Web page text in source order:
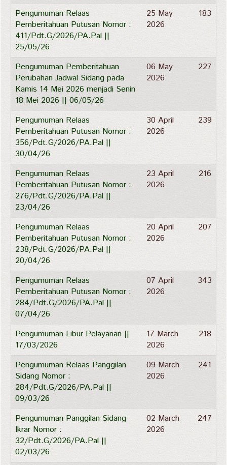
Pengumuman Relaas
Pemberitahuan Putusan Nomor :
411/Pdt.G/2026/PA.Pal ||
25/05/26
25 May
2026
183
Pengumuman Pemberitahuan
Perubahan Jadwal Sidang pada
Kamis 14 Mei 2026 menjadi Senin
18 Mei 2026 || 06/05/26
06 May
2026
227
Pengumuman Relaas
Pemberitahuan Putusan Nomor :
356/Pdt.G/2026/PA.Pal ||
30/04/26
30 April
2026
239
Pengumuman Relaas
Pemberitahuan Putusan Nomor :
276/Pdt.G/2026/PA.Pal ||
23/04/26
23 April
2026
216
Pengumuman Relaas
Pemberitahuan Putusan Nomor :
238/Pdt.G/2026/PA.Pal ||
20/04/26
20 April
2026
207
Pengumuman Relaas
Pemberitahuan Putusan Nomor :
284/Pdt.G/2026/PA.Pal ||
07/04/26
07 April
2026
343
Pengumuman Libur Pelayanan ||
17/03/2026
17 March
2026
218
Pengumuman Relaas Panggilan
Sidang Nomor :
284/Pdt.G/2026/PA.Pal ||
09/03/26
09 March
2026
241
Pengumuman Panggilan Sidang
Ikrar Nomor :
32/Pdt.G/2026/PA.Pal ||
02/03/26
02 March
2026
247